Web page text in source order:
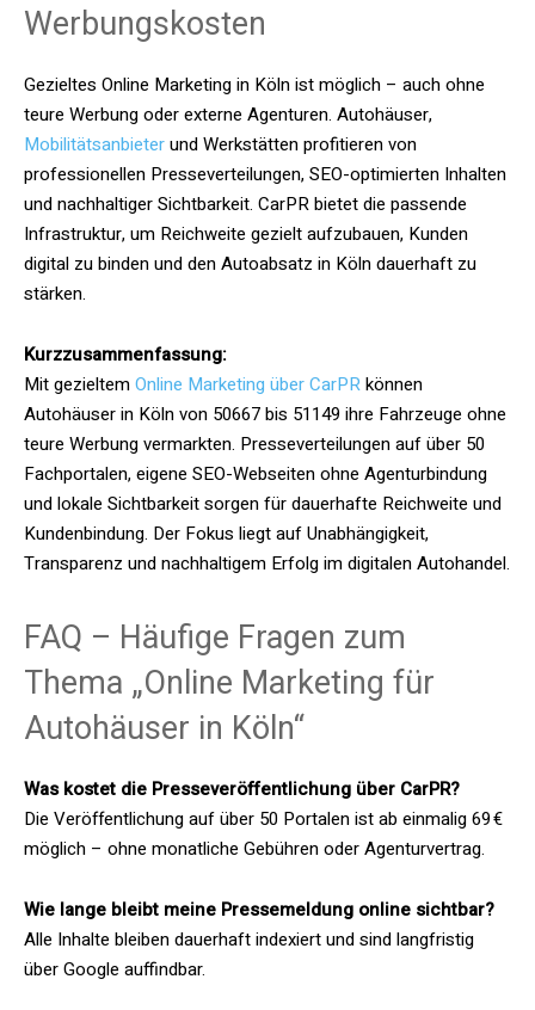
Werbungskosten
Gezieltes Online Marketing in Köln ist möglich – auch ohne
teure Werbung oder externe Agenturen. Autohäuser,
Mobilitätsanbieterund Werkstätten profitieren von
professionellen Presseverteilungen, SEO-optimierten Inhalten
und nachhaltiger Sichtbarkeit. CarPR bietet die passende
Infrastruktur, um Reichweite gezielt aufzubauen, Kunden
digital zu binden und den Autoabsatz in Köln dauerhaft zu
stärken.
Kurzzusammenfassung:
Mit gezieltemOnline Marketing über CarPRkönnen
Autohäuser in Köln von 50667 bis 51149 ihre Fahrzeuge ohne
teure Werbung vermarkten. Presseverteilungen auf über 50
Fachportalen, eigene SEO-Webseiten ohne Agenturbindung
und lokale Sichtbarkeit sorgen für dauerhafte Reichweite und
Kundenbindung. Der Fokus liegt auf Unabhängigkeit,
Transparenz und nachhaltigem Erfolg im digitalen Autohandel.
FAQ – Häufige Fragen zum
Thema „Online Marketing für
Autohäuser in Köln“
Was kostet die Presseveröffentlichung über CarPR?
Die Veröffentlichung auf über 50 Portalen ist ab einmalig 69 €
möglich – ohne monatliche Gebühren oder Agenturvertrag.
Wie lange bleibt meine Pressemeldung online sichtbar?
Alle Inhalte bleiben dauerhaft indexiert und sind langfristig
über Google auffindbar.